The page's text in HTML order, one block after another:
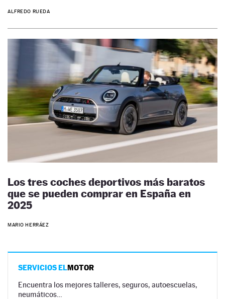
ALFREDO RUEDA
Los tres coches deportivos más baratos
que se pueden comprar en España en
2025
MARIO HERRÁEZ
SERVICIOS ELMOTOR
Encuentra los mejores talleres, seguros, autoescuelas,
neumáticos…